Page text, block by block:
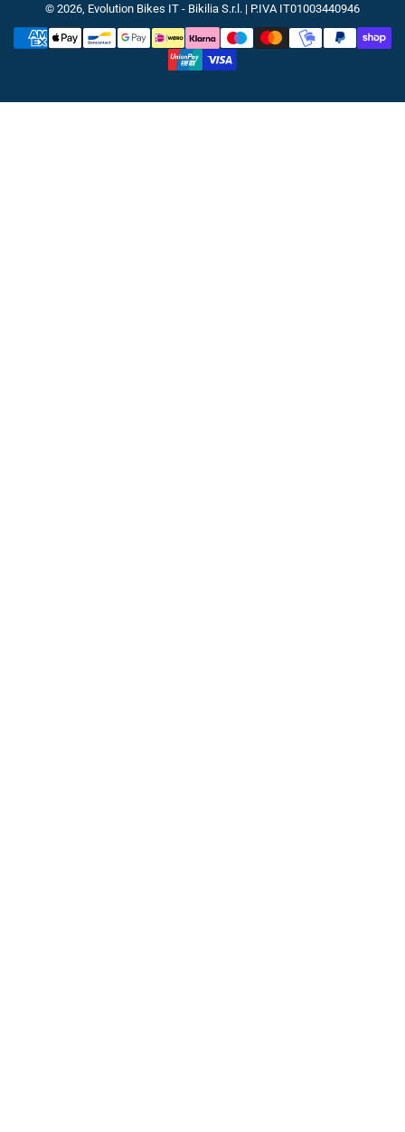
© 2026, Evolution Bikes IT - Bikilia S.r.l. | P.IVA IT01003440946
Metodi
di
pagamento